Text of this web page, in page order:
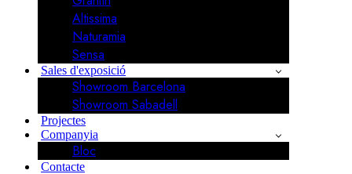
Altissima
Naturamia
Sensa
Sales d'exposició
Showroom Barcelona
Showroom Sabadell
Projectes
Companyia
Bloc
Contacte